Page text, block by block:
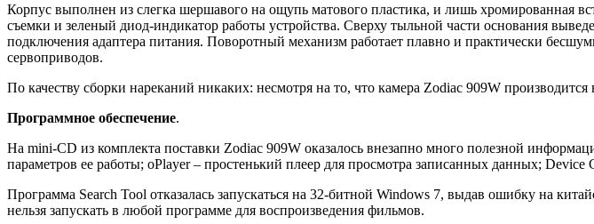
Корпус выполнен из слегка шершавого на ощупь матового пластика, и лишь хромированная
съемки и зеленый диод-индикатор работы устройства. Сверху тыльной части основания
подключения адаптера питания. Поворотный механизм работает плавно и практически
сервоприводов.
По качеству сборки нареканий никаких: несмотря на то, что камера Zodiac 909W
Программное обеспечение.
На mini-CD из комплекта поставки Zodiac 909W оказалось внезапно много полезной
параметров ее работы; oPlayer – простенький плеер для просмотра записанных данных;
Программа Search Tool отказалась запускаться на 32-битной Windows 7, выдав ошибку на
нельзя запускать в любой программе для воспроизведения фильмов.